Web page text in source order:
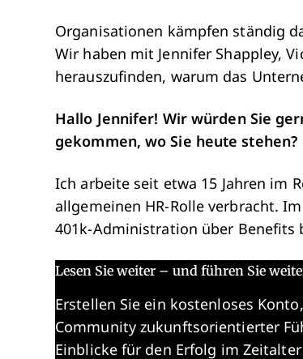
Organisationen kämpfen ständig
Wir haben mit Jennifer Shappley,
herauszufinden, warum das
Hallo Jennifer! Wir würden Sie
gekommen, wo Sie heute stehen?
Ich arbeite seit etwa 15 Jahren im
allgemeinen HR-Rolle verbracht.
401k-Administration über Benefits
Lesen Sie weiter – und führen Sie
Erstellen Sie ein kostenloses
Community zukunftsorientierter
Einblicke für den Erfolg im